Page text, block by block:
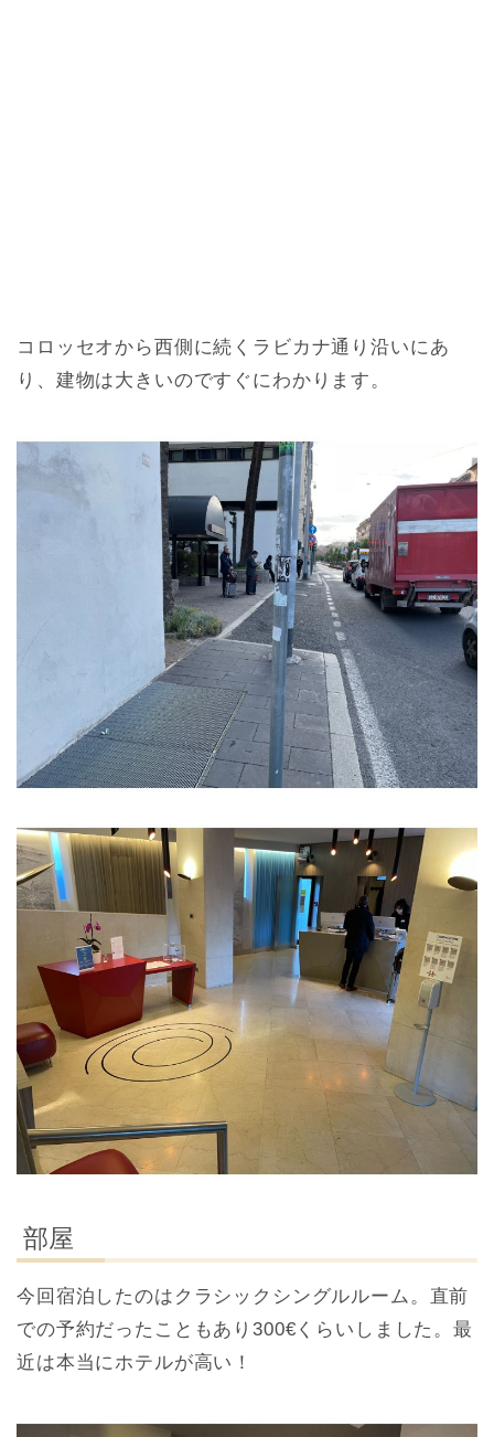
コロッセオから西側に続くラビカナ通り沿いにあ
り、建物は大きいのですぐにわかります。
部屋
今回宿泊したのはクラシックシングルルーム。直前
での予約だったこともあり300€くらいしました。最
近は本当にホテルが高い！